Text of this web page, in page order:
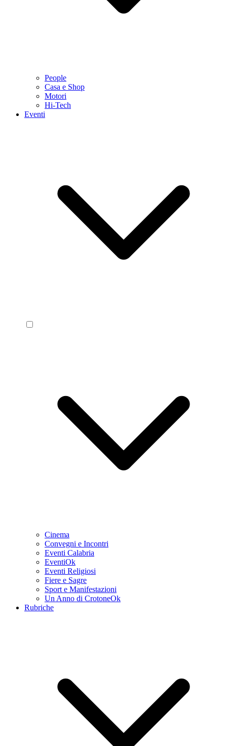
People
Casa e Shop
Motori
Hi-Tech
Eventi
Cinema
Convegni e Incontri
Eventi Calabria
EventiOk
Eventi Religiosi
Fiere e Sagre
Sport e Manifestazioni
Un Anno di CrotoneOk
Rubriche